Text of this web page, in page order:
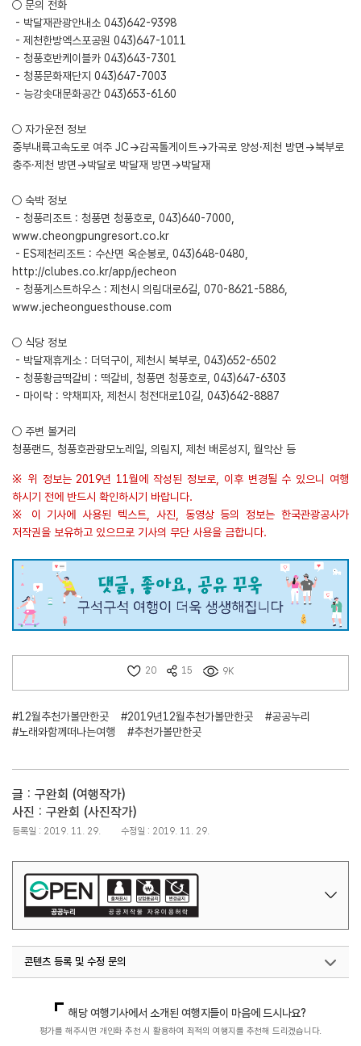
○ 문의 전화
- 박달재관광안내소 043)642-9398
- 제천한방엑스포공원 043)647-1011
- 청풍호반케이블카 043)643-7301
- 청풍문화재단지 043)647-7003
- 능강솟대문화공간 043)653-6160
○ 자가운전 정보
중부내륙고속도로 여주 JC→감곡톨게이트→가곡로 양성·제천 방면→북부로
충주·제천 방면→박달로 박달재 방면→박달재
○ 숙박 정보
- 청풍리조트 : 청풍면 청풍호로, 043)640-7000,
www.cheongpungresort.co.kr
- ES제천리조트 : 수산면 옥순봉로, 043)648-0480,
http://clubes.co.kr/app/jecheon
- 청풍게스트하우스 : 제천시 의림대로6길, 070-8621-5886,
www.jecheonguesthouse.com
○ 식당 정보
- 박달재휴게소 : 더덕구이, 제천시 북부로, 043)652-6502
- 청풍황금떡갈비 : 떡갈비, 청풍면 청풍호로, 043)647-6303
- 마이락 : 약채피자, 제천시 청전대로10길, 043)642-8887
○ 주변 볼거리
청풍랜드, 청풍호관광모노레일, 의림지, 제천 배론성지, 월악산 등
※ 위 정보는 2019년 11월에 작성된 정보로, 이후 변경될 수 있으니 여행
하시기 전에 반드시 확인하시기 바랍니다.
※ 이 기사에 사용된 텍스트, 사진, 동영상 등의 정보는 한국관광공사가
저작권을 보유하고 있으므로 기사의 무단 사용을 금합니다.
20 15 9K
#12월추천가볼만한곳 #2019년12월추천가볼만한곳
#공공누리
#노래와함께떠나는여행
#추천가볼만한곳
글 : 구완회 (여행작가)
사진 : 구완회 (사진작가)
등록일 : 2019. 11. 29. 수정일 : 2019. 11. 29.
콘텐츠 등록 및 수정 문의
해당 여행기사에서 소개된 여행지들이 마음에 드시나요?
평가를 해주시면 개인화 추천 시 활용하여 최적의 여행지를 추천해 드리겠습니다.